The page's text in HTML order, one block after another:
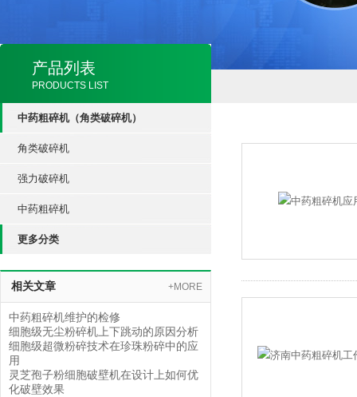
产品列表
PRODUCTS LIST
中药粗碎机（角类破碎机）
角类破碎机
强力破碎机
中药粗碎机
更多分类
相关文章 +MORE
中药粗碎机维护的检修
细胞级无尘粉碎机上下跳动的原因分析
细胞级超微粉碎技术在珍珠粉碎中的应
用
灵芝孢子粉细胞破壁机在设计上如何优
化破壁效果